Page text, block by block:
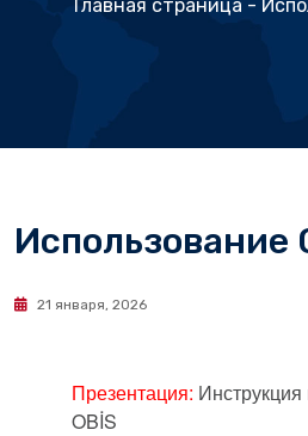
Главная страница -
Использование
21 января, 2026
Презентация:
OBİS